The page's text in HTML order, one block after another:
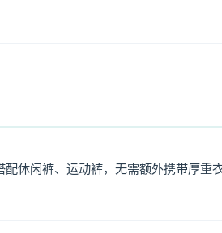
休闲裤、运动裤，无需额外携带厚重